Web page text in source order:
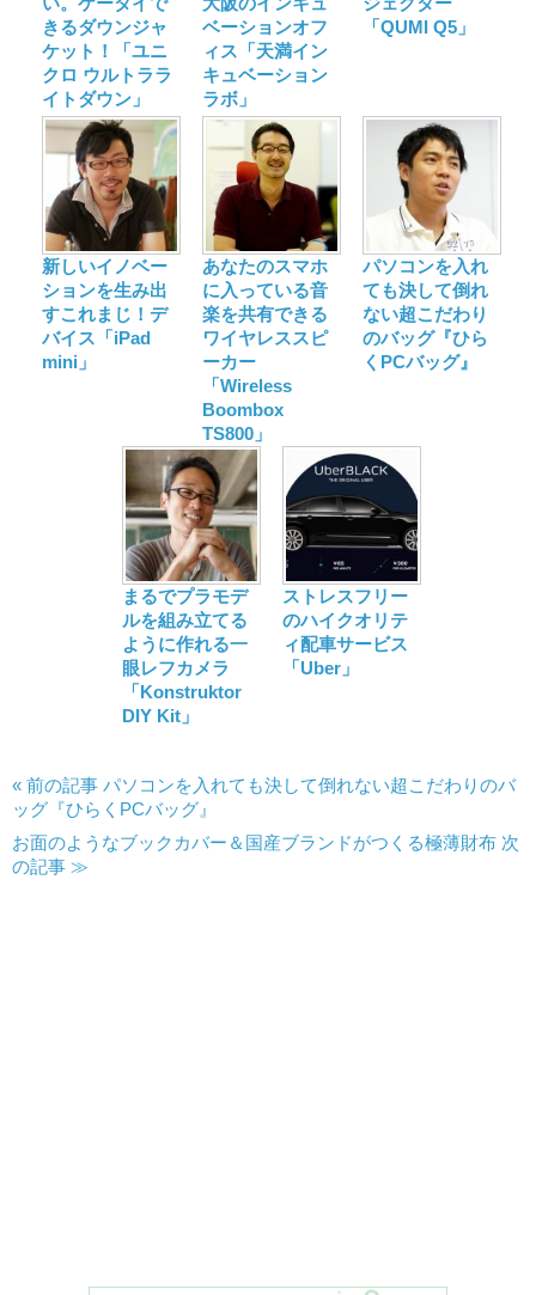
きるダウンジャ
ケット！「ユニ
クロ ウルトララ
イトダウン」
ベーションオフ
ィス「天満イン
キュベーション
ラボ」
「QUMI Q5」
新しいイノベー
ションを生み出
すこれまじ！デ
バイス「iPad
mini」
あなたのスマホ
に入っている音
楽を共有できる
ワイヤレススピ
ーカー
「Wireless
Boombox
TS800」
パソコンを入れ
ても決して倒れ
ない超こだわり
のバッグ『ひら
くPCバッグ』
まるでプラモデ
ルを組み立てる
ように作れる一
眼レフカメラ
「Konstruktor
DIY Kit」
ストレスフリー
のハイクオリテ
ィ配車サービス
「Uber」
« 前の記事 パソコンを入れても決して倒れない超こだわりのバ
ッグ『ひらくPCバッグ』
お面のようなブックカバー＆国産ブランドがつくる極薄財布 次
の記事 ≫